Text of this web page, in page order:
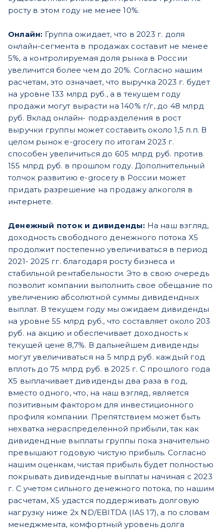
росту в этом году не менее 10%.
Онлайн: Группа ожидает, что в 2023 г. доля
онлайн-сегмента в продажах составит не менее
5%, а контролируемая доля рынка в России
увеличится более чем до 20%. Согласно нашим
расчетам, это означает, что выручка 2023 г. будет
на уровне 133 млрд руб., а в текущем году
продажи могут вырасти на 140% г/г, до 48 млрд
руб. Вклад онлайн- подразделения в рост
выручки группы может составить около 1,5 п.п. В
целом рынок e-grocery по итогам 2023 г.
способен увеличиться до 605 млрд руб. против
155 млрд руб. в прошлом году. Дополнительный
толчок развитию e-grocery в России может
придать разрешение на продажу алкоголя в
интернете.
Денежный поток и дивиденды: На наш взгляд,
доходность свободного денежного потока X5
продолжит постепенно увеличиваться в период
2021- 2025 гг. благодаря росту бизнеса и
стабильной рентабельности. Это в свою очередь
позволит компании выполнить свое обещание по
увеличению абсолютной суммы дивидендных
выплат. В текущем году мы ожидаем дивиденды
на уровне 55 млрд руб., что составляет около 203
руб. на акцию и обеспечивает доходность к
текущей цене 8,7%. В дальнейшем дивиденды
могут увеличиваться на 5 млрд руб. каждый год
вплоть до 75 млрд руб. в 2025 г. С прошлого года
X5 выплачивает дивиденды два раза в год,
вместо одного, что, на наш взгляд, является
позитивным фактором для инвестиционного
профиля компании. Препятствием может быть
нехватка нераспределенной прибыли, так как
дивидендные выплаты группы пока значительно
превышают годовую чистую прибыль. Согласно
нашим оценкам, чистая прибыль будет полностью
покрывать дивидендные выплаты начиная с 2023
г. С учетом сильного денежного потока, по нашим
расчетам, X5 удастся поддерживать долговую
нагрузку ниже 2х ND/EBITDA (IAS 17), а по словам
менеджмента, комфортный уровень долга